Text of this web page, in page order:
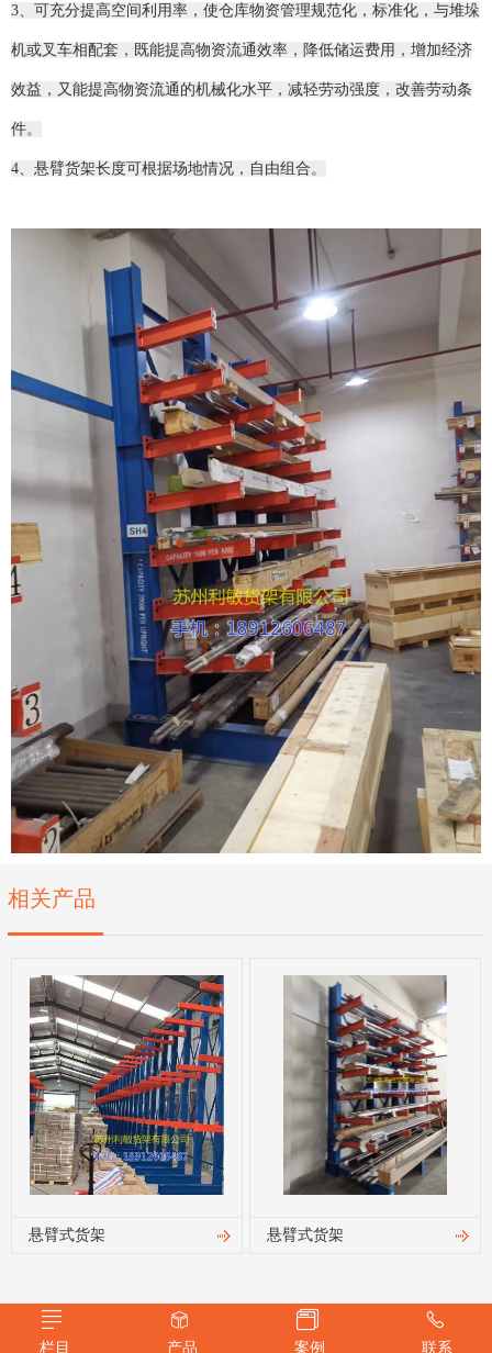
3、可充分提高空间利用率，使仓库物资管理规范化，标准化，与堆垛
机或叉车相配套，既能提高物资流通效率，降低储运费用，增加经济
效益，又能提高物资流通的机械化水平，减轻劳动强度，改善劳动条
件。
4、悬臂货架长度可根据场地情况，自由组合。
相关产品
悬臂式货架 悬臂式货架
栏目 产品 案例 联系